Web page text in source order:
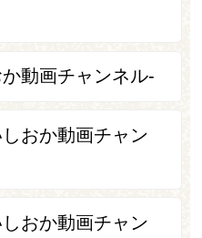
動画チャンネル-
おか動画チャン
おか動画チャン